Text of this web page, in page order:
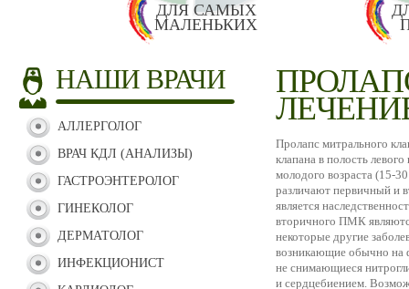
ДЛЯ САМЫХ
МАЛЕНЬКИХ
НАШИ ВРАЧИ
АЛЛЕРГОЛОГ
ВРАЧ КДЛ (АНАЛИЗЫ)
ГАСТРОЭНТЕРОЛОГ
ГИНЕКОЛОГ
ДЕРМАТОЛОГ
ИНФЕКЦИОНИСТ
Пролапс митрального
клапана в полость
молодого возраста (15-
различают первичный и
является
вторичного ПМК
некоторые другие
возникающие обычно на
не снимающиеся
и сердцебиением.